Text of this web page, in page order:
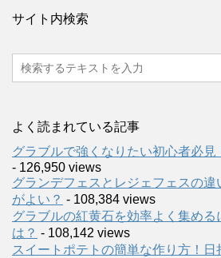
サイト内検索
よく読まれている記事
グラブルで強くなりたい初心者必見
- 126,950 views
グランデフェスとレジェフェスの
がよい？ - 108,384 views
グラブルの紅黄石を効率よく集め
は？ - 108,142 views
スイートポテトの簡単な作り方！